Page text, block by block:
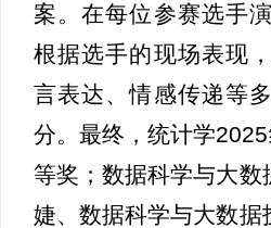
案。在每位参赛选手
根据选手的现场表现
言表达、情感传递等
分。最终，统计学
等奖；数据科学与大数
婕、数据科学与大数